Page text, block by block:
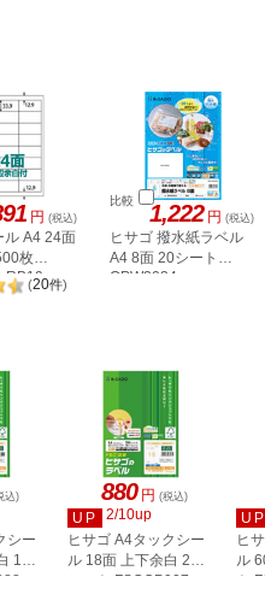
円 (税込)
ル A4 24面
枚
RB19
(20件)
比較 1,222 円 (税込)
ヒサゴ 撥水紙ラベル
A4 8面 20シート
OPW3034
込)
シー
100
880 円 (税込)
UP
2/10up
ヒサゴ A4タックシー
ル 18面 上下余白 20
シート FSCOP907
UP
ヒ
ル
ト